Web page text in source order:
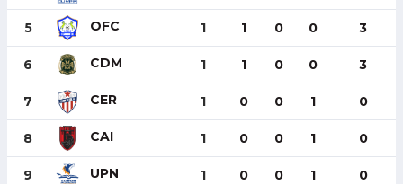
5 OFC 1 1 0 0 3
6 CDM 1 1 0 0 3
7 CER 1 0 0 1 0
8 CAI 1 0 0 1 0
9 UPN 1 0 0 1 0